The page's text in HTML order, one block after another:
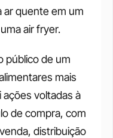
ar quente em um
air fryer.
público de um
mais
ações voltadas à
de compra, com
distribuição